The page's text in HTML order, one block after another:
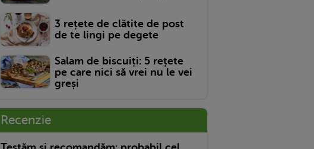
3 rețete de clătite de post
de te lingi pe degete
Salam de biscuiți: 5 rețete
pe care nici să vrei nu le vei
greși
Recenzie